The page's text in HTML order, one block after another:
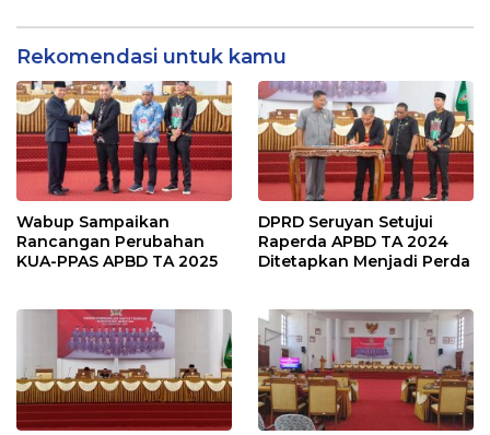
Rekomendasi untuk kamu
Wabup Sampaikan
Rancangan Perubahan
KUA-PPAS APBD TA 2025
DPRD Seruyan Setujui
Raperda APBD TA 2024
Ditetapkan Menjadi Perda